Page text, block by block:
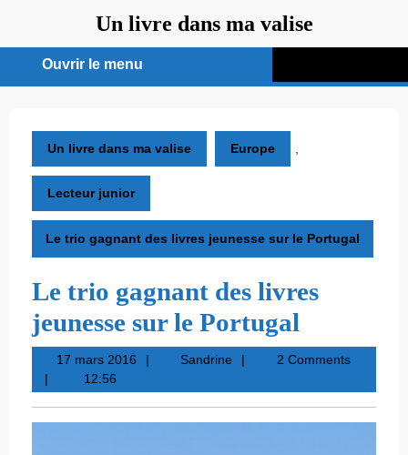
contenu
Un livre dans ma valise
Ouvrir le menu
menu
Un livre dans ma valise Europe
Lecteur junior
Le trio gagnant des livres jeunesse sur le Portugal
Le trio gagnant des livres
jeunesse sur le Portugal
17 mars 201617
2016
SandrineSandrine2 Comments
12:56